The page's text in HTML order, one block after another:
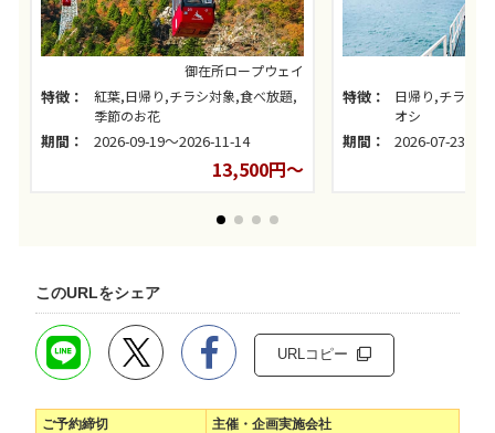
御在所ロープウェイ
特徴：
紅葉,日帰り,チラシ対象,食べ放題,
季節のお花
期間： 2026-09-19～2026-11-14
13,500円～
特徴：
日帰り,チラシ
オシ
期間： 2026-07-23～
このURLをシェア
URLコピー
ご予約締切 主催・企画実施会社